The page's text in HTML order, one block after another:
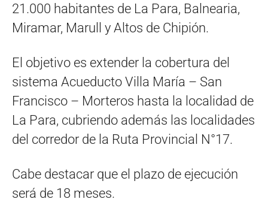
21.000 habitantes de La Para, Balnearia,
Miramar, Marull y Altos de Chipión.
El objetivo es extender la cobertura del
sistema Acueducto Villa María – San
Francisco – Morteros hasta la localidad de
La Para, cubriendo además las localidades
del corredor de la Ruta Provincial N°17.
Cabe destacar que el plazo de ejecución
será de 18 meses.